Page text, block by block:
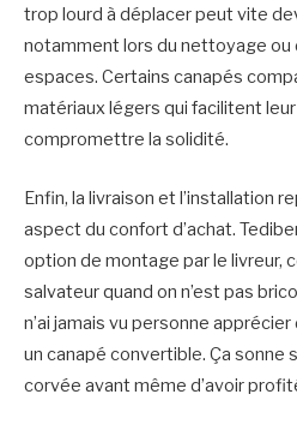
trop lourd à déplacer peut vite
notamment lors du nettoyage ou
espaces. Certains canapés
matériaux légers qui facilitent
compromettre la solidité.
Enfin, la livraison et l’installation
aspect du confort d’achat.
option de montage par le livreur,
salvateur quand on n’est pas
n’ai jamais vu personne
un canapé convertible. Ça sonne
corvée avant même d’avoir